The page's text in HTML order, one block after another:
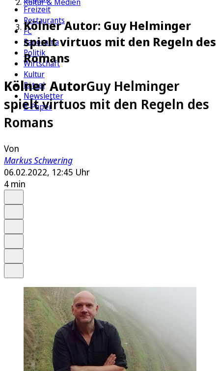
Freizeit
Restaurants
FC
Panorama
Politik
Wirtschaft
Kultur
Rätsel
Newsletter
E-Paper
Kölner Autor: Guy Helminger
spielt virtuos mit den Regeln des
Romans
Kölner AutorGuy Helminger
spielt virtuos mit den Regeln des
Romans
Von
Markus Schwering
06.02.2022, 12:45 Uhr
4 min